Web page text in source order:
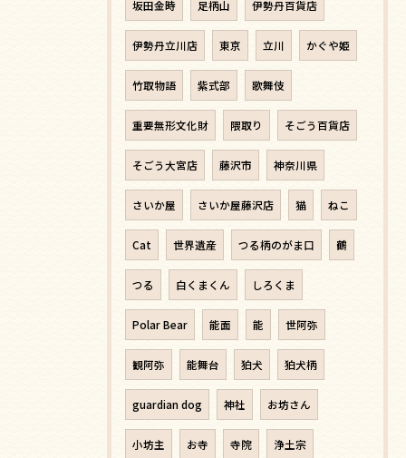
坂田金時 足柄山 伊勢丹百貨店
伊勢丹立川店 東京 立川 かぐや姫
竹取物語 紫式部 歌舞伎
重要無形文化財 隈取り そごう百貨店
そごう大宮店 藤沢市 神奈川県
さいか屋 さいか屋藤沢店 猫 ねこ
Cat 世界遺産 つる柄のがま口 鶴
つる 白くまくん しろくま
Polar Bear 能面 能 世阿弥
観阿弥 能舞台 狛犬 狛犬柄
guardian dog 神社 お坊さん
小坊主 お寺 寺院 浄土宗